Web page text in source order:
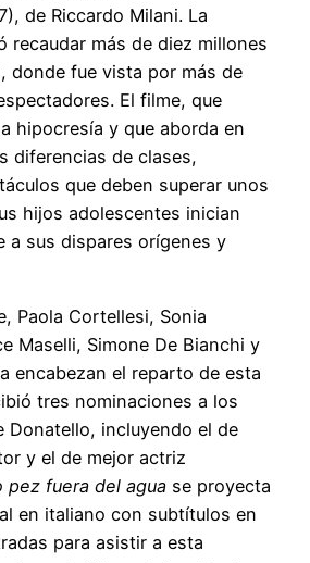
de Riccardo Milani. La
recaudar más de diez millones
donde fue vista por más de
El filme, que
hipocresía y que aborda en
diferencias de clases,
que deben superar unos
hijos adolescentes inician
a sus dispares orígenes y
Paola Cortellesi, Sonia
Maselli, Simone De Bianchi y
encabezan el reparto de esta
tres nominaciones a los
Donatello, incluyendo el de
y el de mejor actriz
pez fuera del agua se proyecta
en italiano con subtítulos en
para asistir a esta